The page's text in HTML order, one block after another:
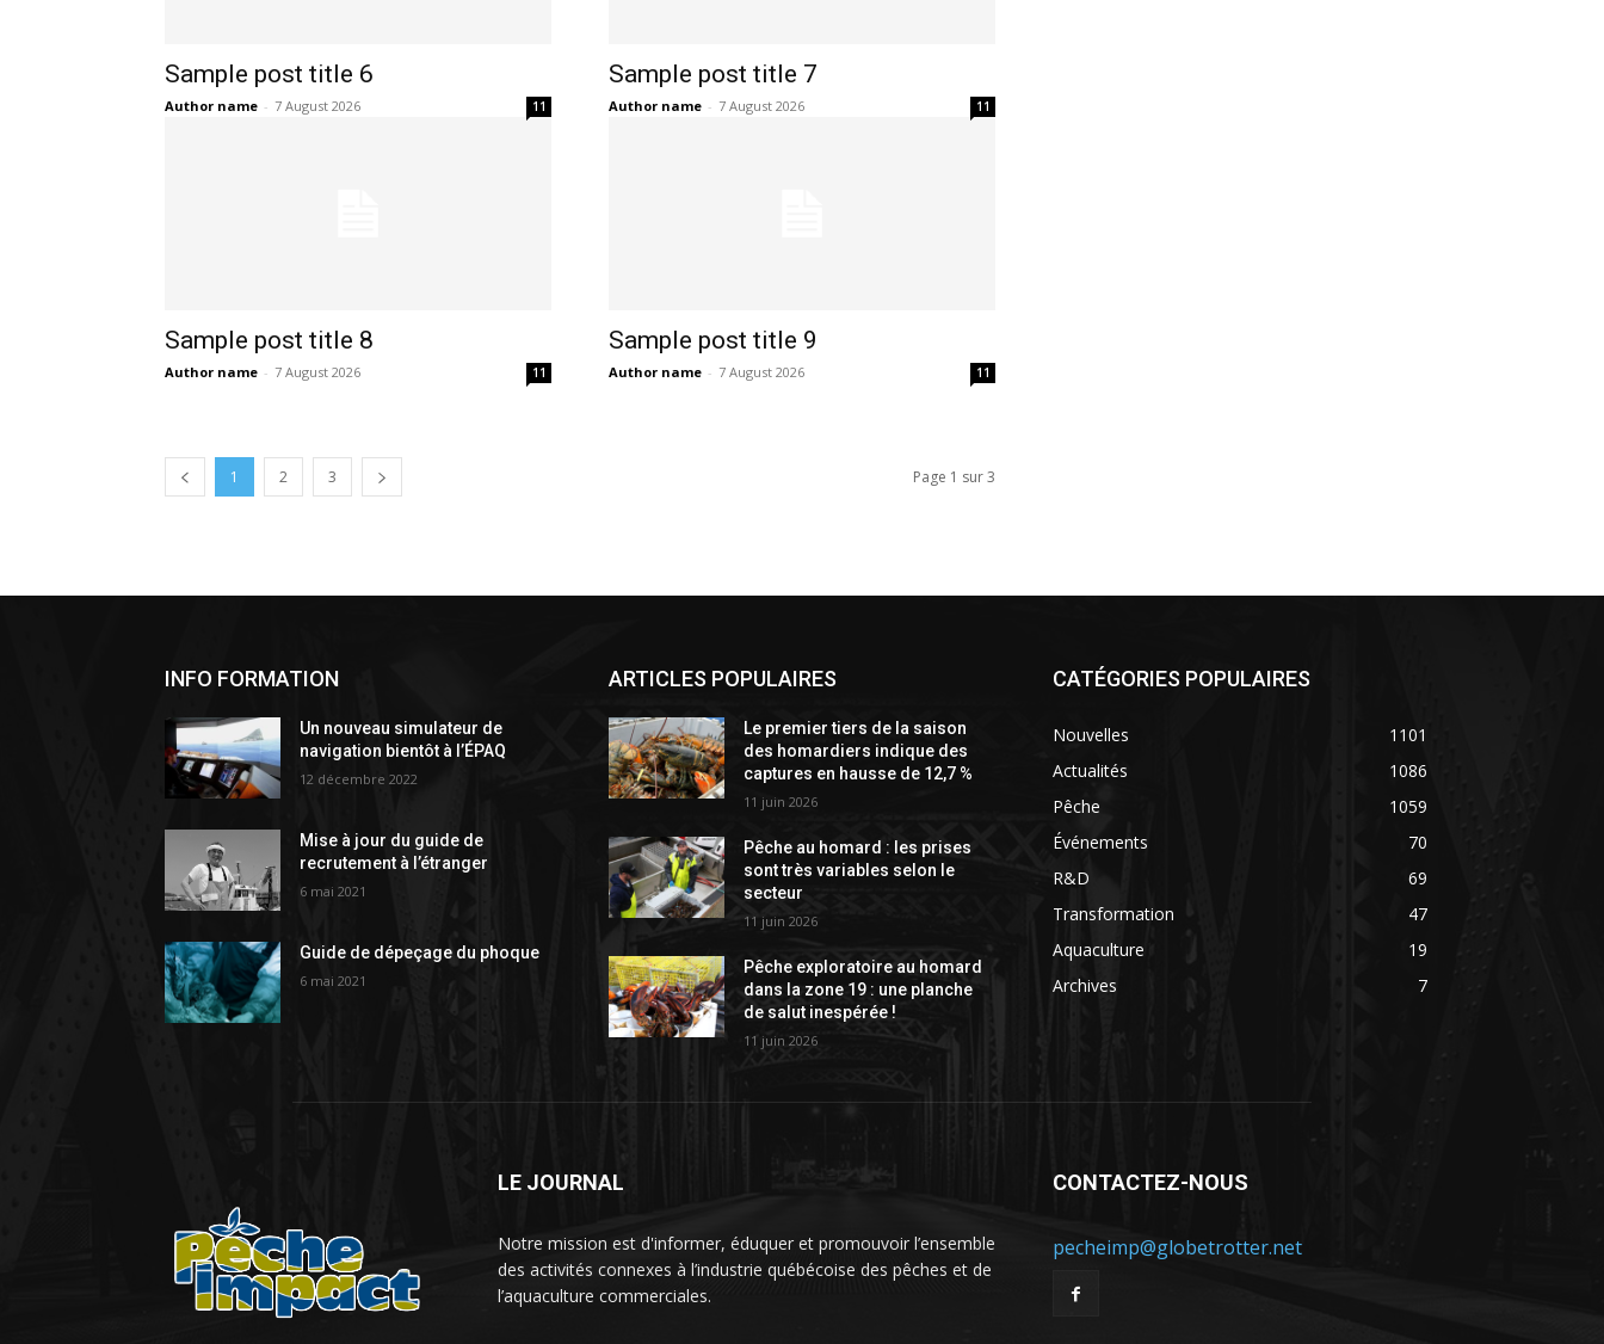
Sample post title 6
Author name - 7 August 2026 11
Sample post title 7
Author name - 7 August 2026 11
Sample post title 8
Author name - 7 August 2026 11
Sample post title 9
Author name - 7 August 2026 11
1 2 3 Page 1 sur 3
INFO FORMATION
Un nouveau simulateur de
navigation bientôt à l’ÉPAQ
12 décembre 2022
Mise à jour du guide de
recrutement à l’étranger
6 mai 2021
Guide de dépeçage du phoque
6 mai 2021
ARTICLES POPULAIRES
Le premier tiers de la saison
des homardiers indique des
captures en hausse de 12,7 %
11 juin 2026
Pêche au homard : les prises
sont très variables selon le
secteur
11 juin 2026
Pêche exploratoire au homard
dans la zone 19 : une planche
de salut inespérée !
11 juin 2026
CATÉGORIES POPULAIRES
Nouvelles
1101
Actualités
1086
Pêche
1059
Événements
70
R&D
69
Transformation
47
Aquaculture
19
Archives
7
LE JOURNAL
Notre mission est d'informer, éduquer et promouvoir l’ensemble
des activités connexes à l’industrie québécoise des pêches et de
l’aquaculture commerciales.
CONTACTEZ-NOUS
pecheimp@globetrotter.net